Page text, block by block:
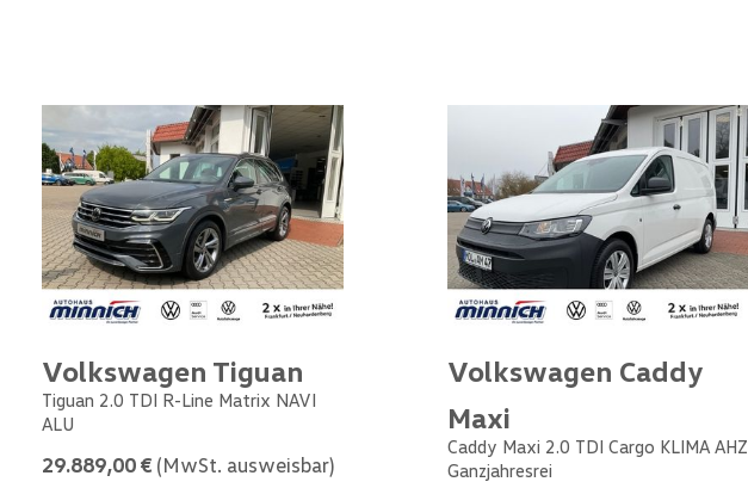
Volkswagen Tiguan
Tiguan 2.0 TDI R-Line Matrix NAVI
ALU
29.889,00 € (MwSt. ausweisbar)
Volkswagen Caddy
Maxi
Caddy Maxi 2.0 TDI Cargo KLIMA AHZ
Ganzjahresrei